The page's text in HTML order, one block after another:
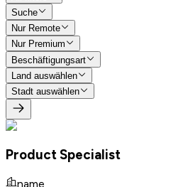
Suche
Nur Remote
Nur Premium
Beschäftigungsart
Land auswählen
Stadt auswählen
Product Specialist
name